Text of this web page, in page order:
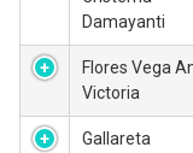
Damayanti
Flores Vega
Victoria
Gallareta